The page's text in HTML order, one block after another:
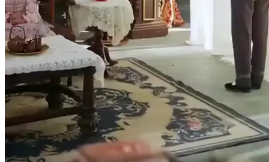
A menina já tem seis anos.